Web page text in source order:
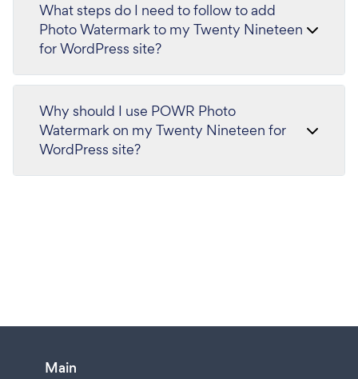
What steps do I need to follow to add
Photo Watermark to my Twenty Nineteen
for WordPress site?
Why should I use POWR Photo
Watermark on my Twenty Nineteen for
WordPress site?
Main